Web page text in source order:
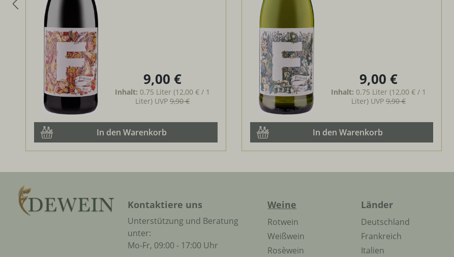
Regulärer Preis:
9,00 €
Inhalt: 0.75 Liter (12,00 € / 1
Liter) UVP 9,90 €
In den Warenkorb
Regulärer Preis:
9,00 €
Inhalt: 0.75 Liter (12,00 € / 1
Liter) UVP9,90 €
In den Warenkorb
Kontaktiere uns
Unterstützung und Beratung
unter:
Mo-Fr, 09:00 - 17:00 Uhr
Weine
Rotwein
Weißwein
Rosèwein
Länder
Deutschland
Frankreich
Italien